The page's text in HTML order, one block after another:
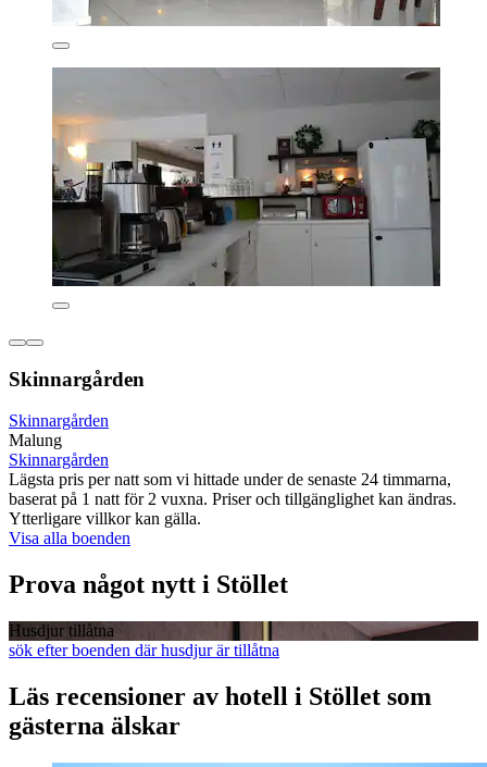
Skinnargården
Skinnargården
Malung
Skinnargården
Lägsta pris per natt som vi hittade under de senaste 24 timmarna,
baserat på 1 natt för 2 vuxna. Priser och tillgänglighet kan ändras.
Ytterligare villkor kan gälla.
Visa alla boenden
Prova något nytt i Stöllet
Husdjur tillåtna
sök efter boenden där husdjur är tillåtna
Läs recensioner av hotell i Stöllet som
gästerna älskar